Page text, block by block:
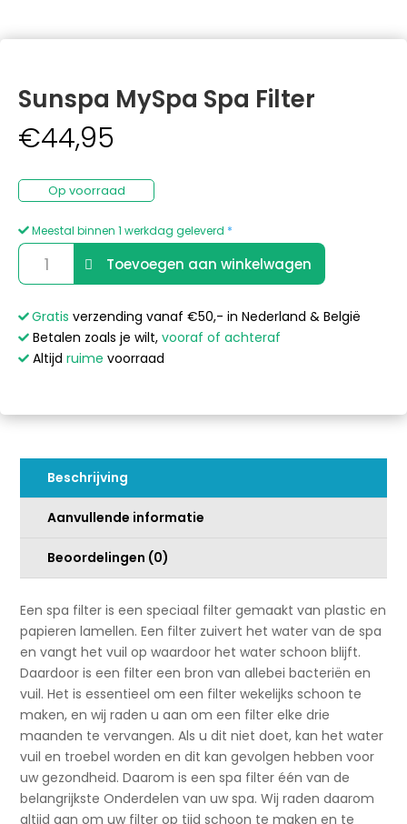
Sunspa MySpa Spa Filter
€44,95
Op voorraad
Meestal binnen 1 werkdag geleverd *
Sunspa
MySpa
Filter
aantal
Toevoegen aan winkelwagen
e
i
e
Gratis verzending vanaf €50,- in Nederland & België
Betalen zoals je wilt, vooraf of achteraf
Altijd ruime voorraad
Beschrijving
Aanvullende informatie
Beoordelingen (0)
Een spa filter is een speciaal filter gemaakt van plastic en
papieren lamellen. Een filter zuivert het water van de spa
en vangt het vuil op waardoor het water schoon blijft.
Daardoor is een filter een bron van allebei bacteriën en
vuil. Het is essentieel om een filter wekelijks schoon te
maken, en wij raden u aan om een filter elke drie
maanden te vervangen. Als u dit niet doet, kan het water
vuil en troebel worden en dit kan gevolgen hebben voor
uw gezondheid. Daarom is een spa filter één van de
belangrijkste Onderdelen van uw spa. Wij raden daarom
altijd aan om uw filter op tijd schoon te maken en te